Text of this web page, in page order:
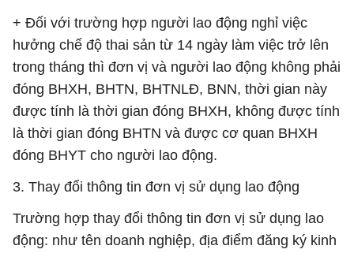
+ Đối với trường hợp người lao động nghỉ việc
hưởng chế độ thai sản từ 14 ngày làm việc trở lên
trong tháng thì đơn vị và người lao động không phải
đóng BHXH, BHTN, BHTNLĐ, BNN, thời gian này
được tính là thời gian đóng BHXH, không được tính
là thời gian đóng BHTN và được cơ quan BHXH
đóng BHYT cho người lao động.
3. Thay đổi thông tin đơn vị sử dụng lao động
Trường hợp thay đổi thông tin đơn vị sử dụng lao
động: như tên doanh nghiệp, địa điểm đăng ký kinh